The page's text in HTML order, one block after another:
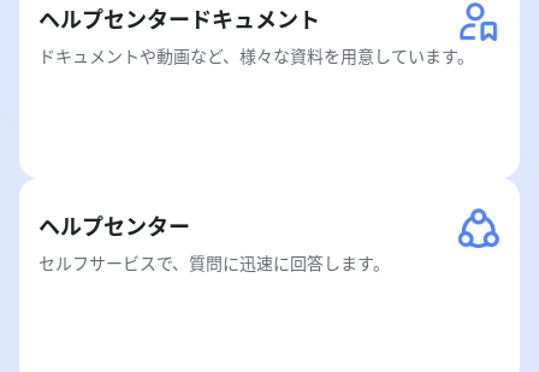
ヘルプセンタードキュメント
ドキュメントや動画など、様々な資料を用意しています。
ヘルプセンター
セルフサービスで、質問に迅速に回答します。